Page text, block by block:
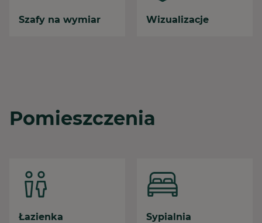
Szafy na wymiar Wizualizacje
Pomieszczenia
Łazienka Sypialnia